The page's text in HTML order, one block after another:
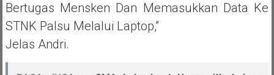
Bertugas Mensken Dan Memasukkan Data Ke
STNK Palsu Melalui Laptop,”
Jelas Andri.